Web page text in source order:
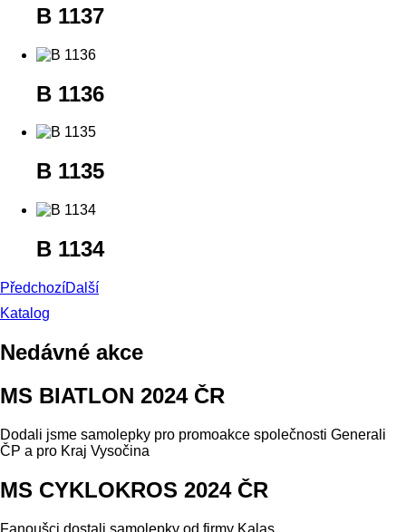
B 1137
B 1136
B 1135
B 1134
PředchozíDalší
Katalog
Nedávné akce
MS BIATLON 2024 ČR
Dodali jsme samolepky pro promoakce společnosti Generali
ČP a pro Kraj Vysočina
MS CYKLOKROS 2024 ČR
Fanoušci dostali samolepky od firmy Kalas